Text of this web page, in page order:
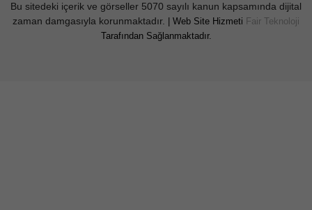
Bu sitedeki içerik ve görseller 5070 sayılı kanun kapsamında dijital
zaman damgasıyla korunmaktadır.
| Web Site Hizmeti Fair Teknoloji
Tarafından Sağlanmaktadır.